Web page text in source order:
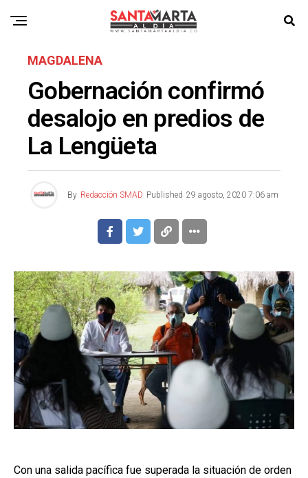
MAGDALENA
Gobernación confirmó
desalojo en predios de
La Lengüeta
By Redacción SMAD Published 29 agosto, 2020 7:06 am
Con una salida pacífica fue superada la situación de orden